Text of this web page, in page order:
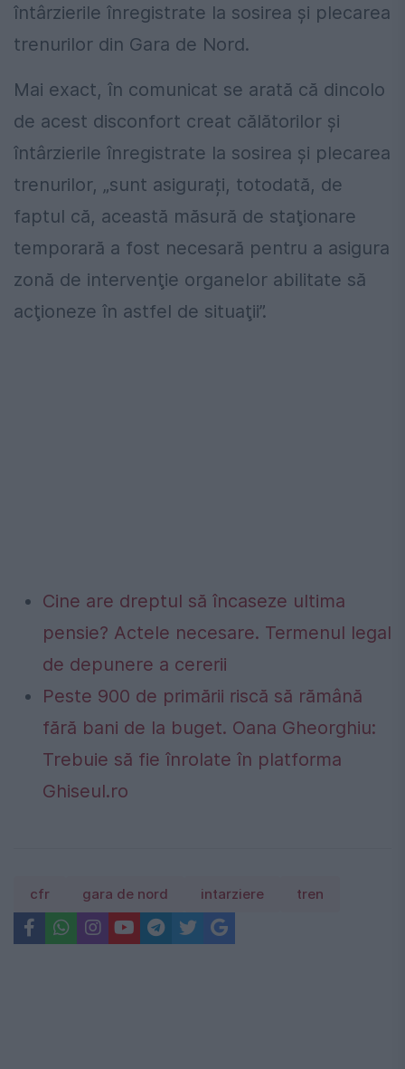
întârzierile înregistrate la sosirea și plecarea
trenurilor din Gara de Nord.
Mai exact, în comunicat se arată că dincolo
de acest disconfort creat călătorilor şi
întârzierile înregistrate la sosirea şi plecarea
trenurilor, „sunt asigurați, totodată, de
faptul că, această măsură de staţionare
temporară a fost necesară pentru a asigura
zonă de intervenţie organelor abilitate să
acţioneze în astfel de situaţii”.
Cine are dreptul să încaseze ultima
pensie? Actele necesare. Termenul legal
de depunere a cererii
Peste 900 de primării riscă să rămână
fără bani de la buget. Oana Gheorghiu:
Trebuie să fie înrolate în platforma
Ghiseul.ro
cfr gara de nord intarziere tren